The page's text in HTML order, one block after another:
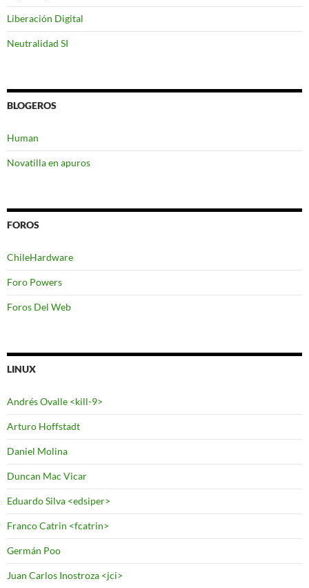
Liberación Digital
Neutralidad SI
BLOGEROS
Human
Novatilla en apuros
FOROS
ChileHardware
Foro Powers
Foros Del Web
LINUX
Andrés Ovalle <kill-9>
Arturo Hoffstadt
Daniel Molina
Duncan Mac Vicar
Eduardo Silva <edsiper>
Franco Catrin <fcatrin>
Germán Poo
Juan Carlos Inostroza <jci>